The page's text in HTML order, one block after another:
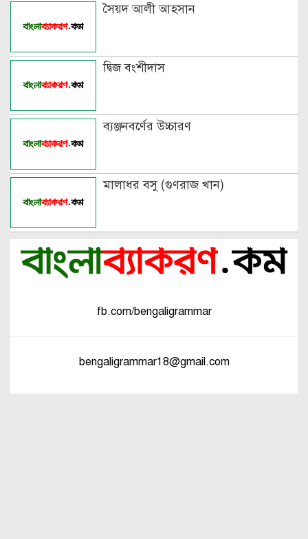
সৈয়দ আলী আহসান
দ্বিজ বংশীদাস
ব্যঞ্জনবর্ণের উচ্চারণ
মালাধর বসু (গুণরাজ খান)
fb.com/bengaligrammar
bengaligrammar18@gmail.com